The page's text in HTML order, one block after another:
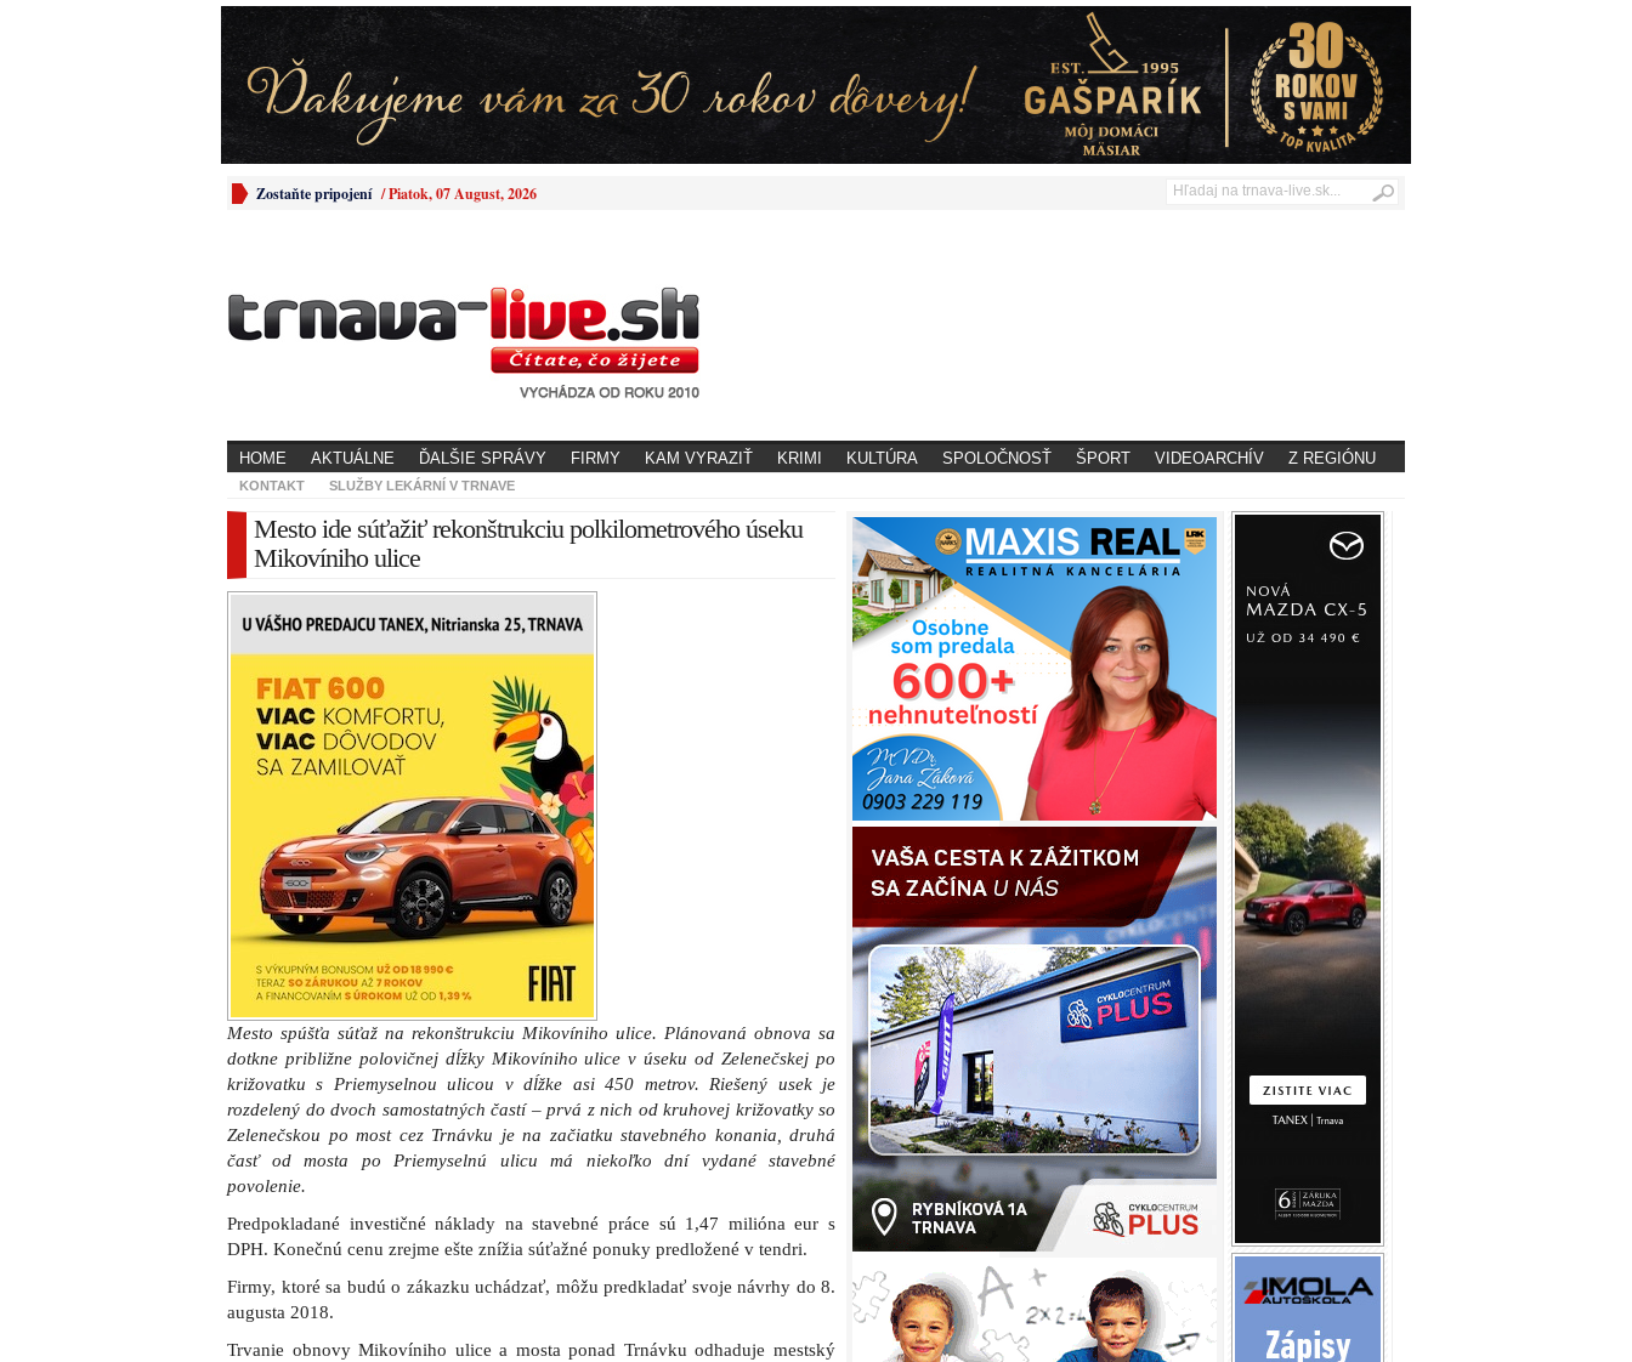
Zostaňte pripojení /Piatok, 07 August, 2026
HOME AKTUÁLNE ĎALŠIE SPRÁVY FIRMY KAM VYRAZIŤ KRIMI KULTÚRA SPOLOČNOSŤ ŠPORT VIDEOARCHÍV Z REGIÓNU
KONTAKT SLUŽBY LEKÁRNÍ V TRNAVE
Mesto ide súťažiť rekonštrukciu polkilometrového úseku
Mikovíniho ulice
Mesto spúšťa súťaž na rekonštrukciu Mikovíniho ulice. Plánovaná obnova sa
dotkne približne polovičnej dĺžky Mikovíniho ulice v úseku od Zelenečskej po
križovatku s Priemyselnou ulicou v dĺžke asi 450 metrov. Riešený usek je
rozdelený do dvoch samostatných častí – prvá z nich od kruhovej križovatky so
Zelenečskou po most cez Trnávku je na začiatku stavebného konania, druhá
časť od mosta po Priemyselnú ulicu má niekoľko dní vydané stavebné
povolenie.
Predpokladané investičné náklady na stavebné práce sú 1,47 milióna eur s
DPH. Konečnú cenu zrejme ešte znížia súťažné ponuky predložené v tendri.
Firmy, ktoré sa budú o zákazku uchádzať, môžu predkladať svoje návrhy do 8.
augusta 2018.
Trvanie obnovy Mikovíniho ulice a mosta ponad Trnávku odhaduje mestský
ukončenia verejnej súťaže mohli začať najskôr na konci augusta či v priebehu
septembra.